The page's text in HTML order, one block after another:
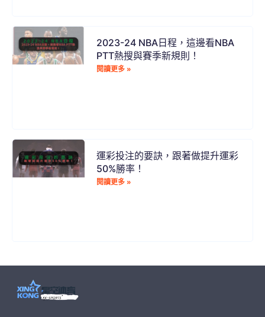
2023-24 NBA日程，這邊看NBA
PTT熱搜與賽季新規則！
閱讀更多 »
運彩投注的要訣，跟著做提升運彩
50%勝率！
閱讀更多 »